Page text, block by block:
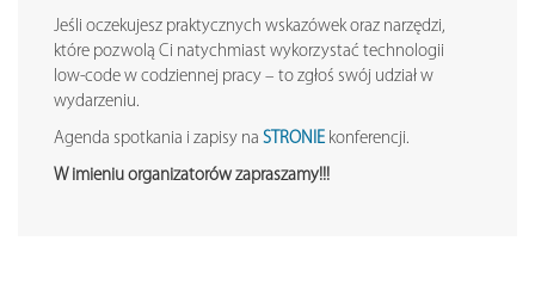
Jeśli oczekujesz praktycznych wskazówek oraz narzędzi,
które pozwolą Ci natychmiast wykorzystać technologii
low-code w codziennej pracy – to zgłoś swój udział w
wydarzeniu.
Agenda spotkania i zapisy na STRONIE konferencji.
W imieniu organizatorów zapraszamy!!!